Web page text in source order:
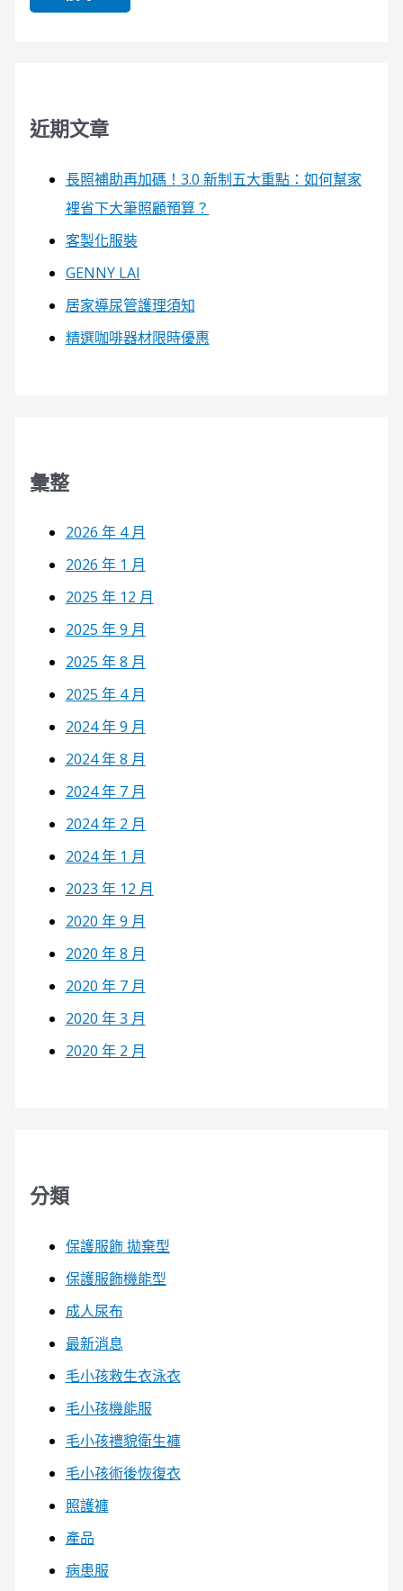
近期文章
長照補助再加碼！3.0 新制五大重點：如何幫家
裡省下大筆照顧預算？
客製化服裝
GENNY LAI
居家導尿管護理須知
精選咖啡器材限時優惠
彙整
2026 年 4 月
2026 年 1 月
2025 年 12 月
2025 年 9 月
2025 年 8 月
2025 年 4 月
2024 年 9 月
2024 年 8 月
2024 年 7 月
2024 年 2 月
2024 年 1 月
2023 年 12 月
2020 年 9 月
2020 年 8 月
2020 年 7 月
2020 年 3 月
2020 年 2 月
分類
保護服飾 拋棄型
保護服飾機能型
成人尿布
最新消息
毛小孩救生衣泳衣
毛小孩機能服
毛小孩禮貌衛生褲
毛小孩術後恢復衣
照護褲
產品
病患服